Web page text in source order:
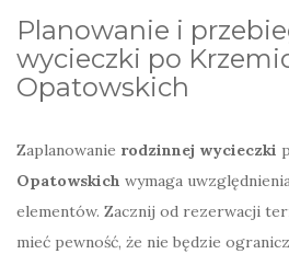
Planowanie i
wycieczki po
Opatowskich
Zaplanowanie rodzinnej wycieczki
Opatowskich wymaga
elementów. Zacznij od rezerwacji
mieć pewność, że nie będzie